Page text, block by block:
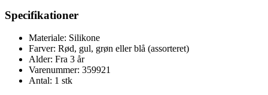
Specifikationer
Materiale: Silikone
Farver: Rød, gul, grøn eller blå (assorteret)
Alder: Fra 3 år
Varenummer: 359921
Antal: 1 stk